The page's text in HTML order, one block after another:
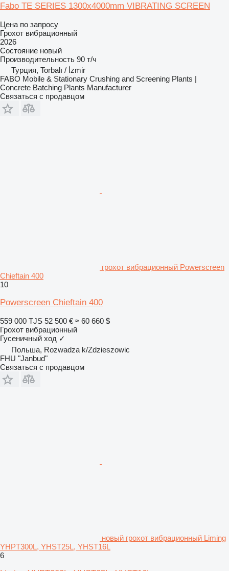
Fabo TE SERIES 1300x4000mm VIBRATING SCREEN
Цена по запросу
Грохот вибрационный
2026
Состояние новый
Производительность 90 т/ч
Турция, Torbalı / İzmir
FABO Mobile & Stationary Crushing and Screening Plants |
Concrete Batching Plants Manufacturer
Связаться с продавцом
грохот вибрационный Powerscreen
Chieftain 400
10
Powerscreen Chieftain 400
559 000 TJS 52 500 € ≈ 60 660 $
Грохот вибрационный
Гусеничный ход ✓
Польша, Rozwadza k/Zdzieszowic
FHU "Janbud"
Связаться с продавцом
новый грохот вибрационный Liming
YHPT300L, YHST25L, YHST16L
6